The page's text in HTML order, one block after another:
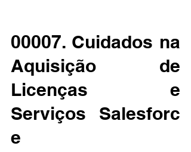
00007. Cuidados na
Aquisição de
Licenças e
Serviços Salesforc
e